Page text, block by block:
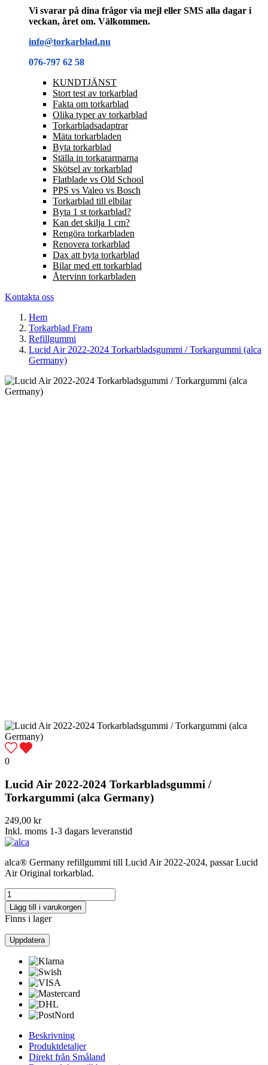
Vi svarar på dina frågor via mejl eller SMS alla dagar i
veckan, året om. Välkommen.
info@torkarblad.nu
076-797 62 58
KUNDTJÄNST
Stort test av torkarblad
Fakta om torkarblad
Olika typer av torkarblad
Torkarbladsadaptrar
Mäta torkarbladen
Byta torkarblad
Ställa in torkararmarna
Skötsel av torkarblad
Flatblade vs Old School
PPS vs Valeo vs Bosch
Torkarblad till elbilar
Byta 1 st torkarblad?
Kan det skilja 1 cm?
Rengöra torkarbladen
Renovera torkarblad
Dax att byta torkarblad
Bilar med ett torkarblad
Återvinn torkarbladen
Kontakta oss
Hem
Torkarblad Fram
Refillgummi
Lucid Air 2022-2024 Torkarbladsgummi / Torkargummi (alca
Germany)
0
Lucid Air 2022-2024 Torkarbladsgummi /
Torkargummi (alca Germany)
249,00 kr
Inkl. moms 1-3 dagars leveranstid
alca® Germany refillgummi till Lucid Air 2022-2024, passar Lucid
Air Original torkarblad.
Lägg till i varukorgen
Finns i lager
Beskrivning
Produktdetaljer
Direkt från Småland